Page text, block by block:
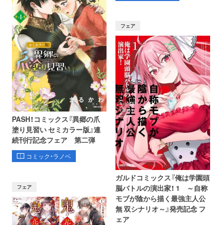
PASH！コミックス『異郷の爪
塗り見習い セミカラー版』連
続刊行記念フェア 第二弾
コミック・ラノベ
フェア
フェア
ガルドコミックス『俺は学園頭
脳バトルの演出家！ 1 ～自称
モブが陰から描く最強主人公
無 双シナリオ～』発売記念 フ
ェア